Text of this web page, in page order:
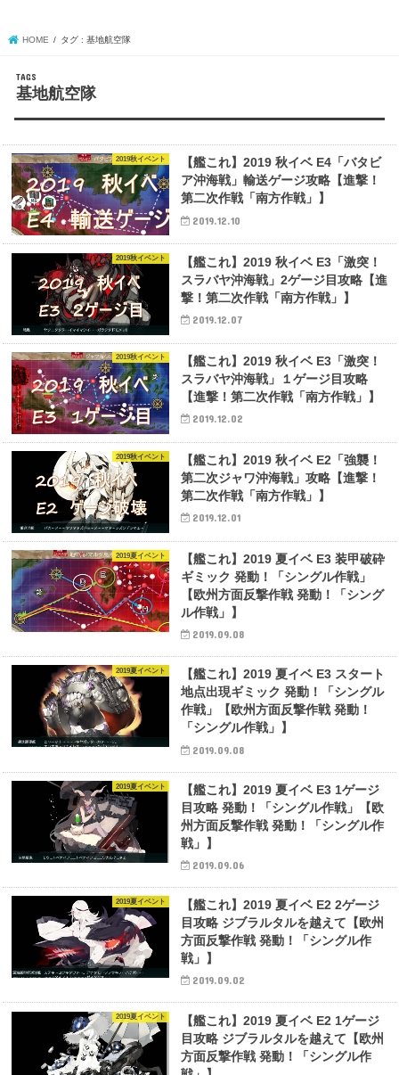
HOME タグ : 基地航空隊
基地航空隊
2019秋イベント
【艦これ】2019 秋イベ E4「バタビ
ア沖海戦」輸送ゲージ攻略【進撃！
第二次作戦「南方作戦」】
2019.12.10
2019秋イベント
【艦これ】2019 秋イベ E3「激突！
スラバヤ沖海戦」2ゲージ目攻略【進
撃！第二次作戦「南方作戦」】
2019.12.07
2019秋イベント
【艦これ】2019 秋イベ E3「激突！
スラバヤ沖海戦」１ゲージ目攻略
【進撃！第二次作戦「南方作戦」】
2019.12.02
2019秋イベント
【艦これ】2019 秋イベ E2「強襲！
第二次ジャワ沖海戦」攻略【進撃！
第二次作戦「南方作戦」】
2019.12.01
2019夏イベント
【艦これ】2019 夏イベ E3 装甲破砕
ギミック 発動！「シングル作戦」
【欧州方面反撃作戦 発動！「シング
ル作戦」】
2019.09.08
2019夏イベント
【艦これ】2019 夏イベ E3 スタート
地点出現ギミック 発動！「シングル
作戦」【欧州方面反撃作戦 発動！
「シングル作戦」】
2019.09.08
2019夏イベント
【艦これ】2019 夏イベ E3 1ゲージ
目攻略 発動！「シングル作戦」【欧
州方面反撃作戦 発動！「シングル作
戦」】
2019.09.06
2019夏イベント
【艦これ】2019 夏イベ E2 2ゲージ
目攻略 ジブラルタルを越えて【欧州
方面反撃作戦 発動！「シングル作
戦」】
2019.09.02
2019夏イベント
【艦これ】2019 夏イベ E2 1ゲージ
目攻略 ジブラルタルを越えて【欧州
方面反撃作戦 発動！「シングル作